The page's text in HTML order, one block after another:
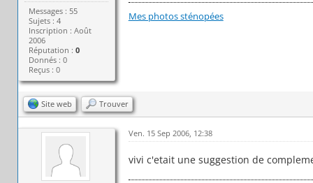
Messages : 55
Sujets : 4
Inscription : Août
2006
Réputation :0
Donnés : 0
Reçus : 0
Mes photos sténopées
Site web Trouver
Ven. 15 Sep 2006, 12:38
vivi c'etait une suggestion de